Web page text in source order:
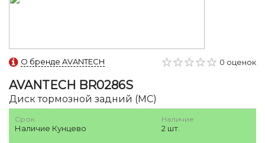
О бренде AVANTECH 0 оценок
AVANTECH BR0286S
Диск тормозной задний (MC)
Срок
Наличие Кунцево
Наличие
2 шт.